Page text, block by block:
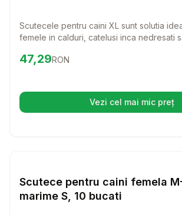
Scutecele pentru caini XL sunt solutia
femele in calduri, catelusi inca nedresati
absorbant, catelul tau va fi confortabil si in
Preț:47.29
47,29RON
Vezi cel mai mic preț
(se
Scutece pentru caini femela
marime S, 10 bucati